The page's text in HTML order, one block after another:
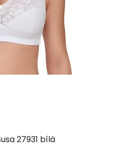
27931 bílá